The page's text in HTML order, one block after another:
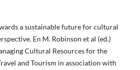
a sustainable future for cultural
En M. Robinson et al (ed.)
Cultural Resources for the
and Tourism in association with